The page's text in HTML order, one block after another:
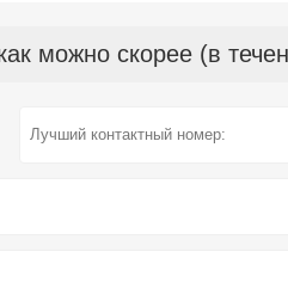
можно скорее (в